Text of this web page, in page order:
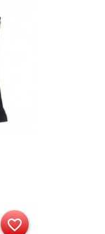
favorite_border